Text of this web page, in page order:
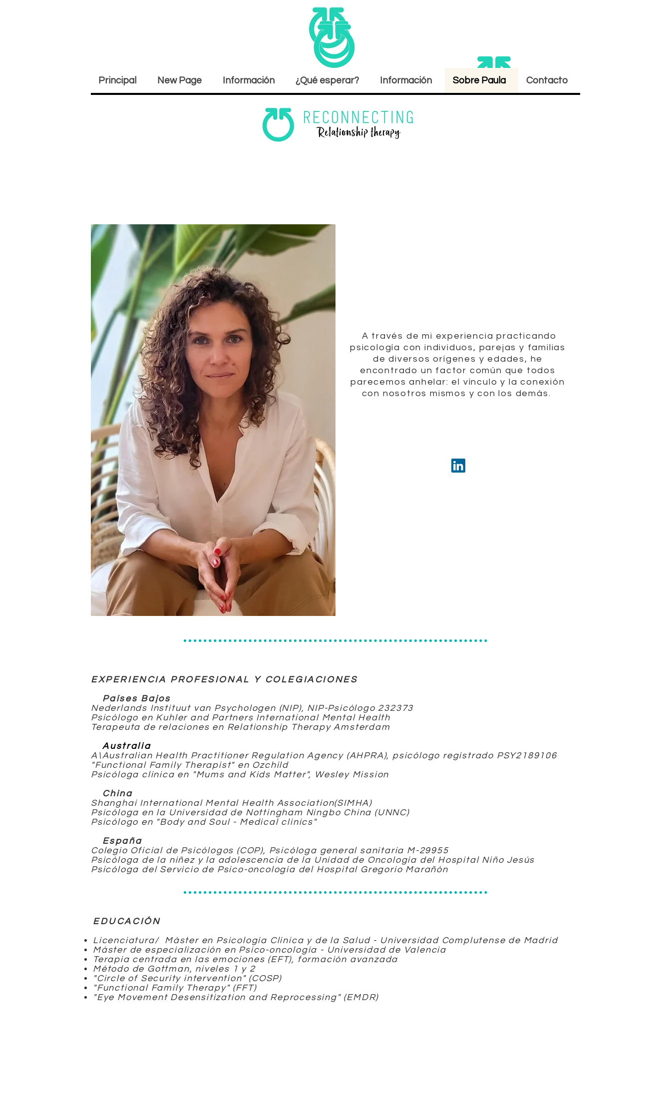
Principal New Page Información ¿Qué esperar? Información Sobre Paula Contacto
A través de mi experiencia practicando
psicología con individuos, parejas y familias
de diversos orígenes y edades, he
encontrado un factor común que todos
parecemos anhelar: el vínculo y la conexión
con nosotros mismos y con los demás.
EXPERIENCIA PROFESIONAL Y COLEGIACIONES
Países Bajos
Nederlands Instituut van Psychologen (NIP), NIP-Psicólogo 232373
Psicólogo en Kuhler and Partners International Mental Health
Terapeuta de relaciones en Relationship Therapy Amsterdam
Australia
A\Australian Health Practitioner Regulation Agency (AHPRA), psicólogo registrado PSY2189106
"Functional Family Therapist" en Ozchild
Psicóloga clínica en "Mums and Kids Matter", Wesley Mission
China
Shanghai International Mental Health Association(SIMHA)
Psicóloga en la Universidad de Nottingham Ningbo China (UNNC)
Psicólogo en "Body and Soul - Medical clinics"
España
Colegio Oficial de Psicólogos (COP), Psicóloga general sanitaria M-29955
Psicóloga de la niñez y la adolescencia de la Unidad de Oncología del Hospital Niño Jesús
Psicóloga del Servicio de Psico-oncología del Hospital Gregorio Marañón
EDUCACIÓN
Licenciatura/ Máster en Psicología Clínica y de la Salud - Universidad Complutense de Madrid
Máster de especialización en Psico-oncología - Universidad de Valencia
Terapia centrada en las emociones (EFT), formación avanzada
Método de Gottman, niveles 1 y 2
"Circle of Security intervention" (COSP)
"Functional Family Therapy" (FFT)
"Eye Movement Desensitization and Reprocessing" (EMDR)